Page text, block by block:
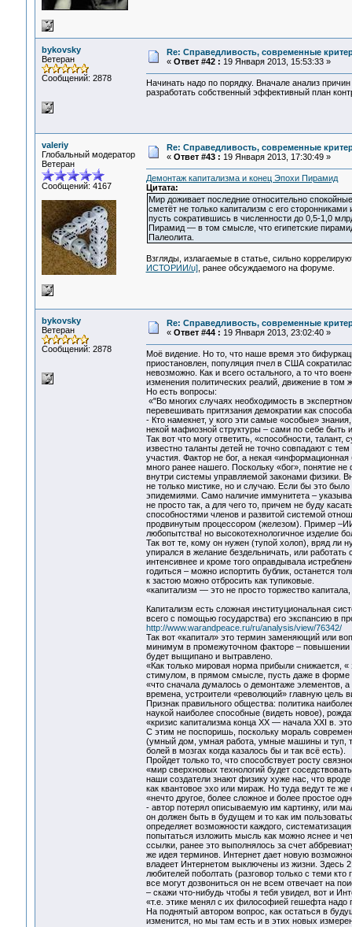
bykovsky
Ветеран
Сообщений: 2878
Re: Справедливость, современные
« Ответ #42 : 19 Января 2013, 15:53:33 »
Начинать надо по порядку. Вначале анализ
разработать собственный эффективный план
valeriy
Глобальный модератор
Ветеран
Сообщений: 4167
Re: Справедливость, современные
« Ответ #43 : 19 Января 2013, 17:30:49 »
Демонтаж капитализма и конец Эпохи Пирамид
Цитата:
Мир доживает последние относительно
сметёт не только капитализм с его
пусть сократившись в численности до 0,5-1,0
Пирамид — в том смысле, что египетские
Палеолита.
Взгляды, излагаемые в статье, сильно
ИСТОРИИ/u] , ранее обсуждаемого на форуме.
bykovsky
Ветеран
Сообщений: 2878
Re: Справедливость, современные
« Ответ #44 : 19 Января 2013, 23:02:40 »
Моё видение. Но то, что наше время это
приостановлен, популяция пчел в США
невозможно. Как и всего остального, а то что
изменения политических реалий, движение в том
Но есть вопросы:
«"Во многих случаях необходимость в
перевешивать притязания демократии как
- Кто намекнет, у кого эти самые «особые»
некой мафиозной структуры – сами по себе быть
Так вот что могу ответить, «способности,
известно таланты детей не точно совпадают с
участия. Фактор не бог, а некая
много ранее нашего. Поскольку «бог», понятие
внутри системы управляемой законами физики.
не только мистике, но и случаю. Если бы это было
эпидемиями. Само наличие иммунитета –
не просто так, а для чего то, причем не буду
способностями членов и развитой системой
продвинутым процессором (железом). Пример
любопытства! но высокотехнологичное изделие
Так вот те, кому он нужен (тупой холоп), вряд ли
упирался в желание бездельничать, или работать
интенсивнее и кроме того оправдывала
годиться – можно испортить бублик, останется
к застою можно отбросить как тупиковые.
«капитализм — это не просто торжество
Капитализм есть сложная институциональная
всего с помощью государства) его экспансию в
http://www.warandpeace.ru/ru/analysis/view/76342/
Так вот «капитал» это термин заменяющий или
минимум в промежуточном факторе – повышении
будет выщипано и вытравлено.
«Как только мировая норма прибыли снижается, «
стимулом, в прямом смысле, пусть даже в форме
«что сначала думалось о демонтаже элементов,
времена, устроители «революций» главную цель
Признак правильного общества: политика
наукой наиболее способные (видеть новое),
«кризис капитализма конца ХХ — начала XXI в. это
С этим не поспоришь, поскольку мораль
(умный дом, умная работа, умные машины и туп,
болей в мозгах когда казалось бы и так всё есть).
Пройдет только то, что способствует росту
«мир сверхновых технологий будет
наши создатели знают физику хуже нас, что
как квантовое эхо или мираж. Но туда ведут те
«нечто другое, более сложное и более простое
- автор потерял описываемую им картинку, или
он должен быть в будущем и то как им
определяет возможности каждого,
попытаться изложить мысль как можно яснее и
ссылки, ранее это выполнялось за счет
же идея терминов. Интернет дает новую
владеет Интернетом выключены из жизни. Здесь
любителей поболтать (разговор только с теми
все могут дозвониться он не всем отвечает на
– скажи что-нибудь чтобы я тебя увидел, вот и
«т.е. этике менял с их философией гешефта надо
На поднятый автором вопрос, как остаться в
изменится, но мы там есть и в этих новых